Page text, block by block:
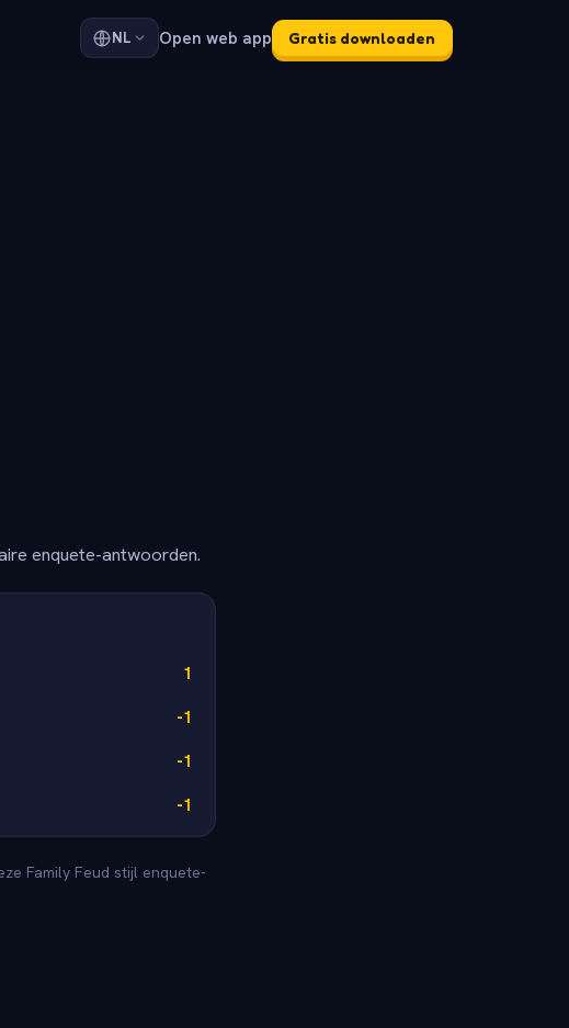
NL Open web app Gratis downloaden
enquete-antwoorden.
1
-1
-1
-1
Family Feud stijl enquete-